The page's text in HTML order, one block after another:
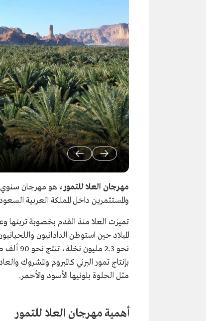
مهرجان العلا للتمور، هو مهرجان سنوي
والمستثمرين داخل المملكة العربية
تميزت العلا منذ القدم بخصوبة تربتها
نحو
بإنتاج تمور البرني كالمبروم والمشروك
مثل الحلوة بلونيها الأسود والأحمر.
أهمية مهرجان العلا للتمور